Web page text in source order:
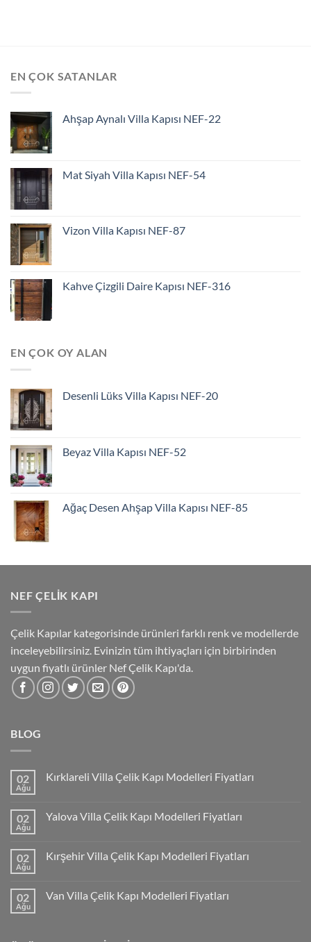
EN ÇOK SATANLAR
Ahşap Aynalı Villa Kapısı NEF-22
Mat Siyah Villa Kapısı NEF-54
Vizon Villa Kapısı NEF-87
Kahve Çizgili Daire Kapısı NEF-316
EN ÇOK OY ALAN
Desenli Lüks Villa Kapısı NEF-20
Beyaz Villa Kapısı NEF-52
Ağaç Desen Ahşap Villa Kapısı NEF-85
NEF ÇELIK KAPI
Çelik Kapılar kategorisinde ürünleri farklı renk ve modellerde
inceleyebilirsiniz. Evinizin tüm ihtiyaçları için birbirinden
uygun fiyatlı ürünler Nef Çelik Kapı'da.
BLOG
02
Ağu
Kırklareli Villa Çelik Kapı Modelleri Fiyatları
02
Ağu
Yalova Villa Çelik Kapı Modelleri Fiyatları
02
Ağu
Kırşehir Villa Çelik Kapı Modelleri Fiyatları
02
Ağu
Van Villa Çelik Kapı Modelleri Fiyatları